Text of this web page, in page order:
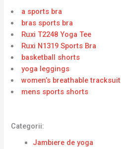
a sports bra
bras sports bra
Ruxi T2248 Yoga Tee
Ruxi N1319 Sports Bra
basketball shorts
yoga leggings
women’s breathable tracksuit
mens sports shorts
Categorii:
Jambiere de yoga